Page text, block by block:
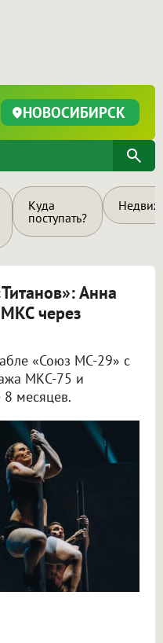
НОВОСИБИРСК
Куда
поступать?
Анна
через
«Союз МС-29» с
МКС-75 и
8 месяцев.